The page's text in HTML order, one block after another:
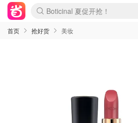
Boticinal 夏促开抢！
还没结束！&OtherStories大促
Joybuy变相75折 随时失效
速领！Stanley独家85折
疑似霸哥！Camper额外叠85折
Zalando 奥莱闪促！每日更新
Moncler反季囤！5折起+叠9折
Coach Brooklyn仅€192
首页 抢好货 美妆